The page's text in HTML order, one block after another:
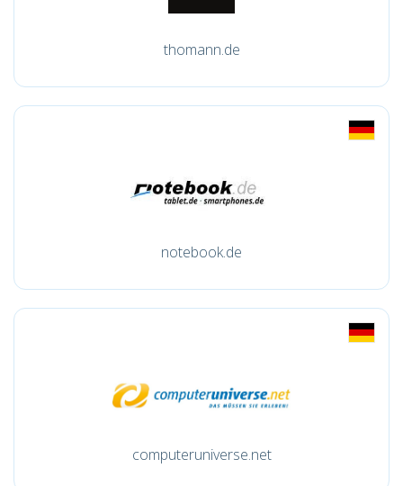
thomann.de
notebook.de
computeruniverse.net